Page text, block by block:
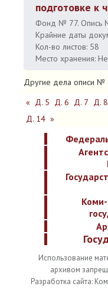
подготовке к
Фонд № 77.
Крайние даты
Кол-во листов: 58
Место хранения:
Другие дела описи
« Д. 5 Д. 6 Д. 7 Д. 8
Д. 14 »
Использование
архивом
Разработка сайта: